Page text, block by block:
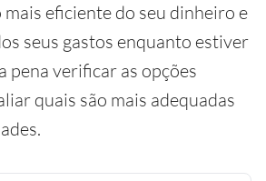
mais eficiente do seu dinheiro e
seus gastos enquanto estiver
pena verificar as opções
quais são mais adequadas